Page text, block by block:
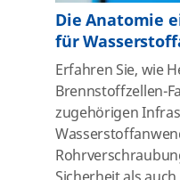
Die Anatomie
für
Erfahren Sie, wie
Brennstoffzellen-
zugehörigen